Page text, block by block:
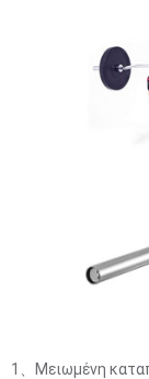
1、Μειωμένη